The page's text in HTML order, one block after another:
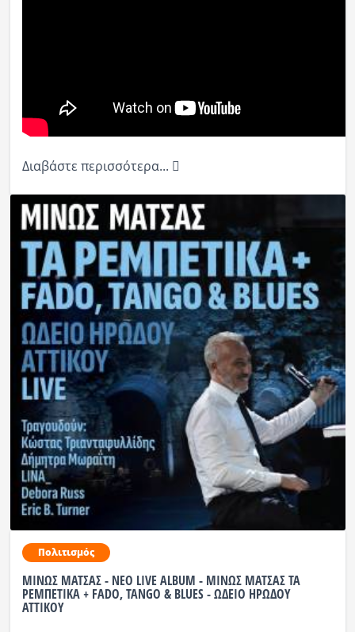
Διαβάστε περισσότερα...
Πολιτισμός
ΜΙΝΩΣ ΜΑΤΣΑΣ - NEO LIVE ALBUM - ΜΙΝΩΣ ΜΑΤΣΑΣ ΤΑ
ΡΕΜΠΕΤΙΚΑ + FADO, TANGO & BLUES - ΩΔΕΙΟ ΗΡΩΔΟΥ
ΑΤΤΙΚΟΥ